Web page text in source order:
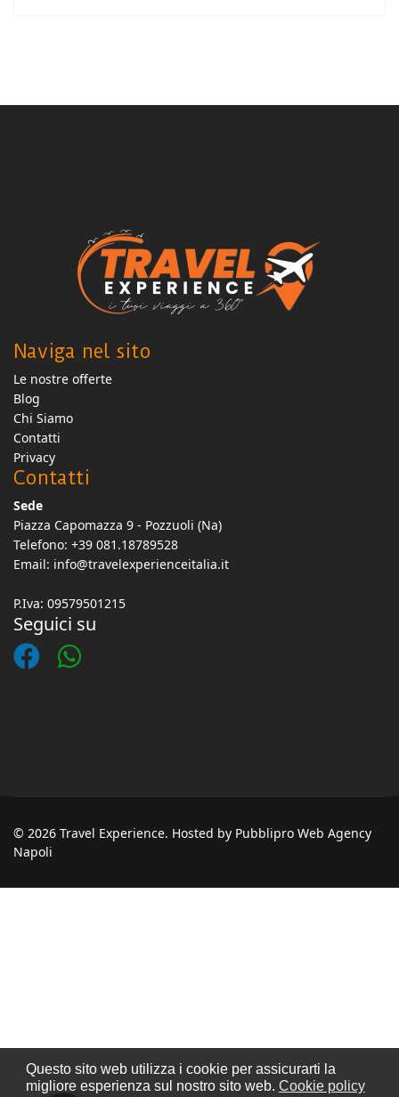
Questo sito web utilizza i cookie per assicurarti la
migliore esperienza sul nostro sito web. Cookie policy
Naviga nel sito
Le nostre offerte
Blog
Chi Siamo
Contatti
Privacy
Contatti
Sede
Piazza Capomazza 9 - Pozzuoli (Na)
Telefono: +39 081.18789528
Email: info@travelexperienceitalia.it
P.Iva: 09579501215
Seguici su
© 2026 Travel Experience. Hosted by Pubblipro Web Agency
Napoli